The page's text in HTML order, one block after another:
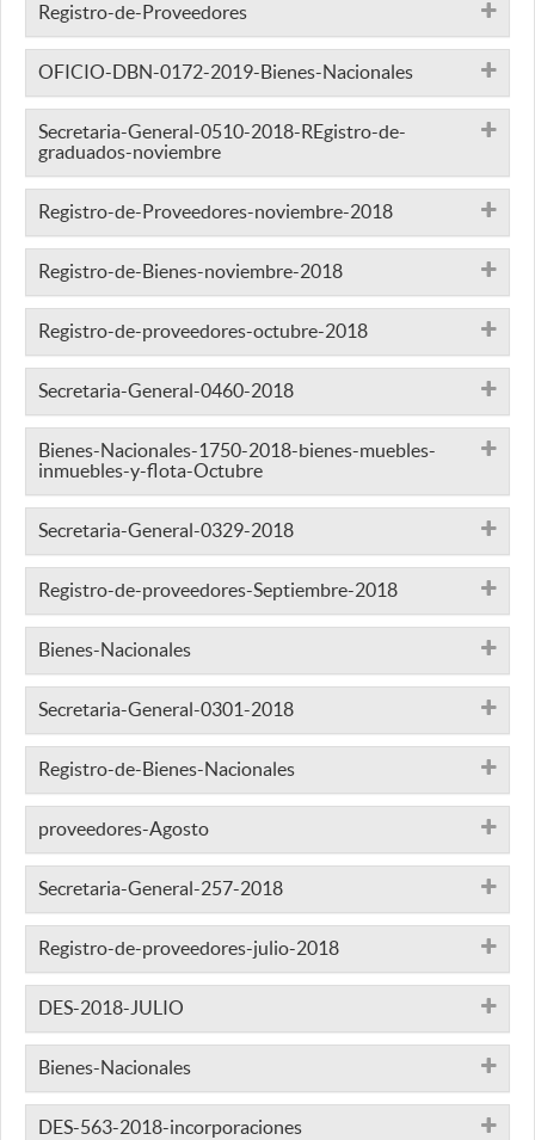
Registro-de-Proveedores
OFICIO-DBN-0172-2019-Bienes-Nacionales
Secretaria-General-0510-2018-REgistro-de-
graduados-noviembre
Registro-de-Proveedores-noviembre-2018
Registro-de-Bienes-noviembre-2018
Registro-de-proveedores-octubre-2018
Secretaria-General-0460-2018
Bienes-Nacionales-1750-2018-bienes-muebles-
inmuebles-y-flota-Octubre
Secretaria-General-0329-2018
Registro-de-proveedores-Septiembre-2018
Bienes-Nacionales
Secretaria-General-0301-2018
Registro-de-Bienes-Nacionales
proveedores-Agosto
Secretaria-General-257-2018
Registro-de-proveedores-julio-2018
DES-2018-JULIO
Bienes-Nacionales
DES-563-2018-incorporaciones